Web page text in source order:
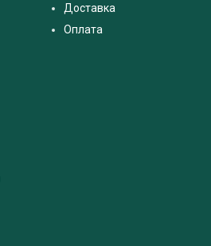
Доставка
Оплата